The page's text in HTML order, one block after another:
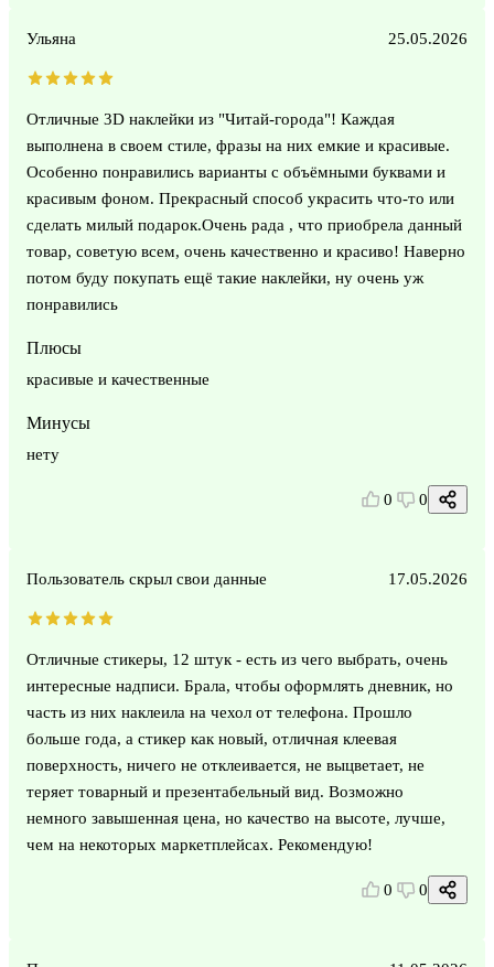
Ульяна 25.05.2026
Отличные 3D наклейки из "Читай-города"! Каждая
выполнена в своем стиле, фразы на них емкие и красивые.
Особенно понравились варианты с объёмными буквами и
красивым фоном. Прекрасный способ украсить что-то или
сделать милый подарок.Очень рада , что приобрела данный
товар, советую всем, очень качественно и красиво! Наверно
потом буду покупать ещё такие наклейки, ну очень уж
понравились
Плюсы
красивые и качественные
Минусы
нету
0 0
Пользователь скрыл свои данные 17.05.2026
Отличные стикеры, 12 штук - есть из чего выбрать, очень
интересные надписи. Брала, чтобы оформлять дневник, но
часть из них наклеила на чехол от телефона. Прошло
больше года, а стикер как новый, отличная клеевая
поверхность, ничего не отклеивается, не выцветает, не
теряет товарный и презентабельный вид. Возможно
немного завышенная цена, но качество на высоте, лучше,
чем на некоторых маркетплейсах. Рекомендую!
0 0